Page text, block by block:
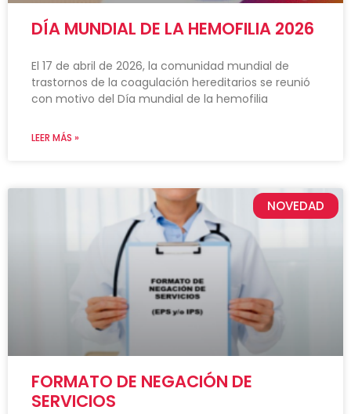
DÍA MUNDIAL DE LA HEMOFILIA 2026
El 17 de abril de 2026, la comunidad mundial de
trastornos de la coagulación hereditarios se reunió
con motivo del Día mundial de la hemofilia
LEER MÁS »
NOVEDAD
FORMATO DE NEGACIÓN DE
SERVICIOS